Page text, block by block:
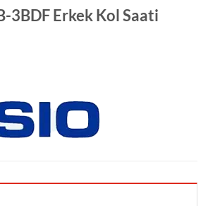
3BDF Erkek Kol Saati